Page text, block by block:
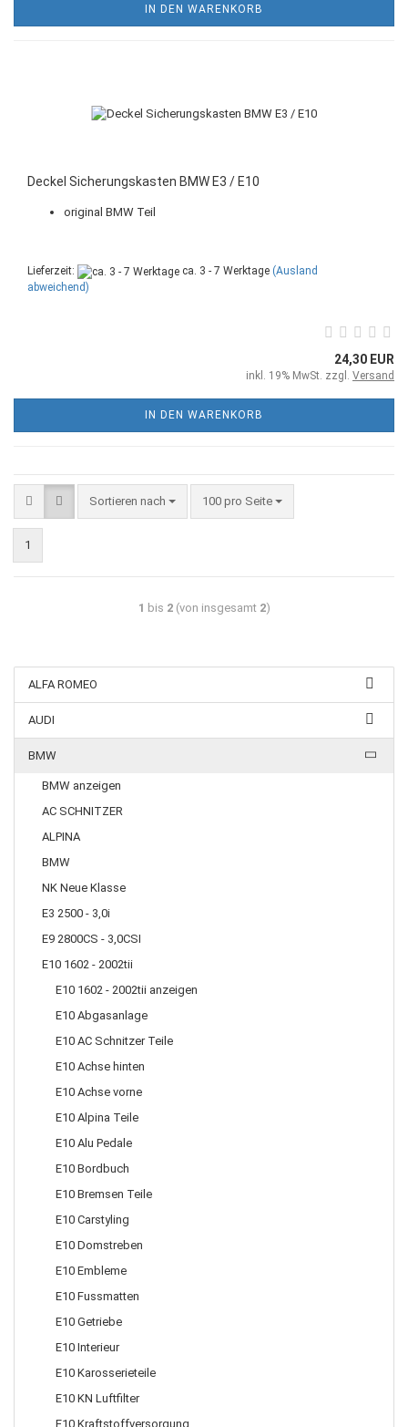
IN DEN WARENKORB
Deckel Sicherungskasten BMW E3 / E10
original BMW Teil
Lieferzeit: ca. 3 - 7 Werktage (Ausland
abweichend)
24,30 EUR
inkl. 19% MwSt. zzgl. Versand
IN DEN WARENKORB
Sortieren nach 100 pro Seite
1
1 bis 2(von insgesamt 2)
ALFA ROMEO
AUDI
BMW
BMW anzeigen
AC SCHNITZER
ALPINA
BMW
NK Neue Klasse
E3 2500 - 3,0i
E9 2800CS - 3,0CSI
E10 1602 - 2002tii
E10 1602 - 2002tii anzeigen
E10 Abgasanlage
E10 AC Schnitzer Teile
E10 Achse hinten
E10 Achse vorne
E10 Alpina Teile
E10 Alu Pedale
E10 Bordbuch
E10 Bremsen Teile
E10 Carstyling
E10 Domstreben
E10 Embleme
E10 Fussmatten
E10 Getriebe
E10 Interieur
E10 Karosserieteile
E10 KN Luftfilter
E10 Kraftstoffversorgung